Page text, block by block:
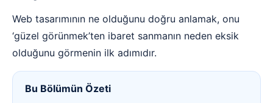
Web tasarımının ne olduğunu doğru anlamak, onu
‘güzel görünmek’ten ibaret sanmanın neden eksik
olduğunu görmenin ilk adımıdır.
Bu Bölümün Özeti